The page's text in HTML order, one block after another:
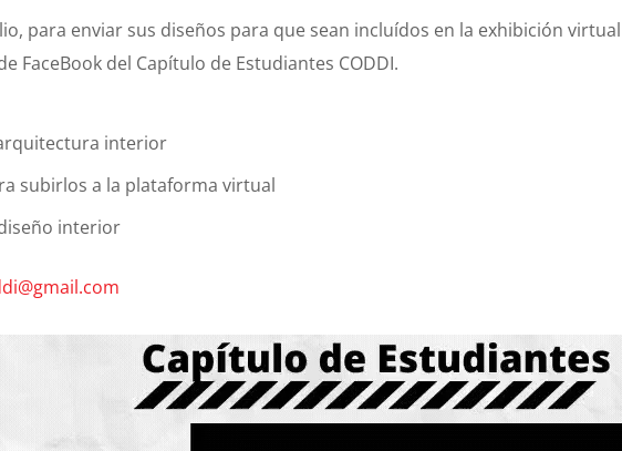
para enviar sus diseños para que sean incluídos en la exhibición
FaceBook del Capítulo de Estudiantes CODDI.
interior
subirlos a la plataforma virtual
interior